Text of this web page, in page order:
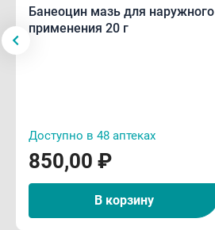
Банеоцин мазь для наружного
применения 20 г
Доступно в 48 аптеках
850,00 ₽
В корзину